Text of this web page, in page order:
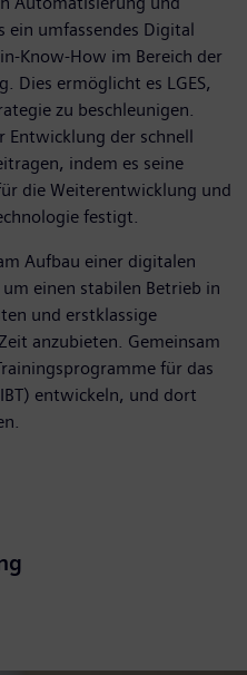
ein umfassendes Digital
Know-How im Bereich der
Dies ermöglicht es LGES,
zu beschleunigen.
Entwicklung der schnell
indem es seine
die Weiterentwicklung und
festigt.
Aufbau einer digitalen
einen stabilen Betrieb in
und erstklassige
anzubieten. Gemeinsam
für das
entwickeln, und dort